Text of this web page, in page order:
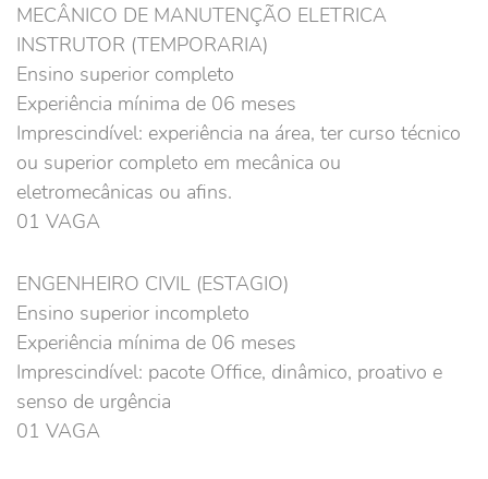
MECÂNICO DE MANUTENÇÃO ELETRICA
INSTRUTOR (TEMPORARIA)
Ensino superior completo
Experiência mínima de 06 meses
Imprescindível: experiência na área, ter curso técnico
ou superior completo em mecânica ou
eletromecânicas ou afins.
01 VAGA
ENGENHEIRO CIVIL (ESTAGIO)
Ensino superior incompleto
Experiência mínima de 06 meses
Imprescindível: pacote Office, dinâmico, proativo e
senso de urgência
01 VAGA